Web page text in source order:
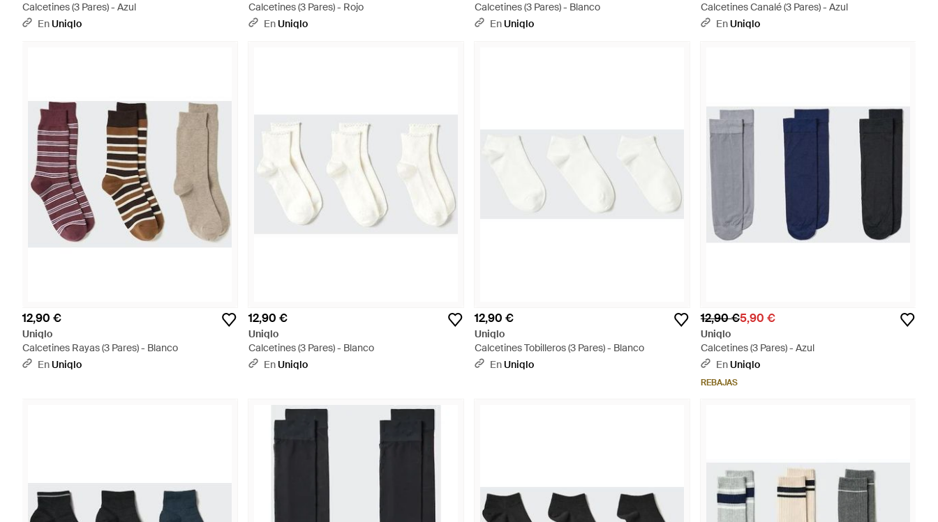
Calcetines (3 Pares) - Azul
EnUniqlo
Calcetines (3 Pares) - Rojo
EnUniqlo
Calcetines (3 Pares) - Blanco
EnUniqlo
Calcetines Canalé (3 Pares) - Azul
EnUniqlo
12,90 €
Uniqlo
Calcetines Rayas (3 Pares) - Blanco
EnUniqlo
12,90 €
Uniqlo
Calcetines (3 Pares) - Blanco
EnUniqlo
12,90 €
Uniqlo
Calcetines Tobilleros (3 Pares) - Blanco
EnUniqlo
12,90 €5,90 €
Uniqlo
Calcetines (3 Pares) - Azul
EnUniqlo
REBAJAS